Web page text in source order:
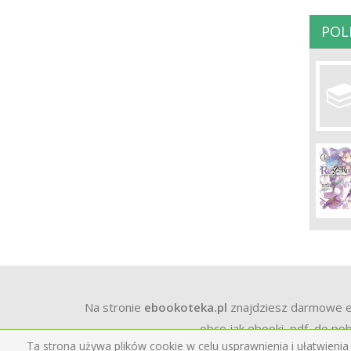
Ta strona używa plików cookie w celu usprawnienia i
Na stronie ebookoteka.pl znajdziesz darmowe
obce jak ebooki, pdf, do